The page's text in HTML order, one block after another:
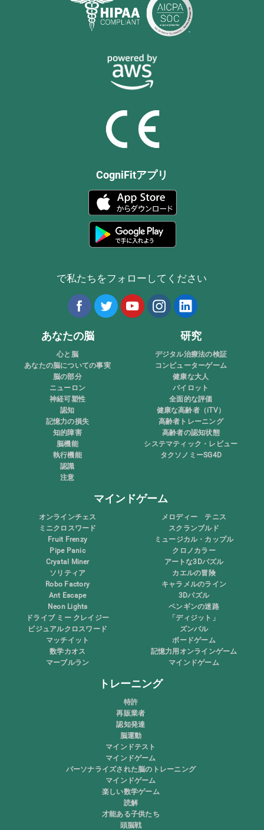
CogniFitアプリ
で私たちをフォローしてください
あなたの脳
心と脳
あなたの脳についての事実
脳の部分
ニューロン
神経可塑性
認知
記憶力の損失
知的障害
脳機能
執行機能
認識
注意
研究
デジタル治療法の検証
コンピューターゲーム
健康な大人
パイロット
全面的な評価
健康な高齢者（iTV）
高齢者トレーニング
高齢者の認知状態
システマティック・レビュー
タクソノミーSG4D
マインドゲーム
オンラインチェス
ミニクロスワード
Fruit Frenzy
Pipe Panic
Crystal Miner
ソリティア
Robo Factory
Ant Escape
Neon Lights
ドライブ ミー クレイジー
ビジュアルクロスワード
マッチイット
数学カオス
マーブルラン
メロディー テニス
スクランブルド
ミュージカル・カップル
クロノカラー
アートな3Dパズル
カエルの冒険
キャラメルのライン
3Dパズル
ペンギンの迷路
「ディジット」
ズンバル
ボードゲーム
記憶力用オンラインゲーム
マインドゲーム
トレーニング
特許
再販業者
認知発達
脳運動
マインドテスト
マインドゲーム
パーソナライズされた脳のトレーニング
マインドゲーム
楽しい数学ゲーム
読解
才能ある子供たち
頭脳戦